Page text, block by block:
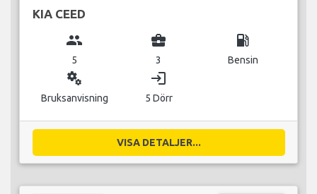
KIA CEED
group
5
business_center
3
local_gas_station
Bensin
miscellaneous_services
Bruksanvisning
login
5 Dörr
VISA DETALJER...